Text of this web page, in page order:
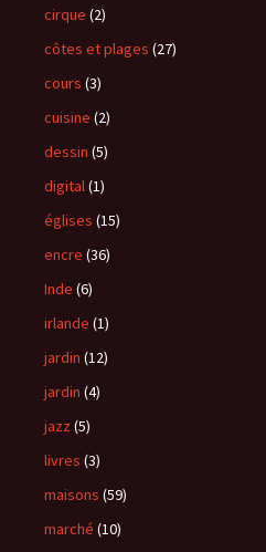
cirque (2)
côtes et plages (27)
cours (3)
cuisine (2)
dessin (5)
digital(1)
églises (15)
encre (36)
Inde (6)
irlande (1)
jardin (12)
jardin (4)
jazz (5)
livres (3)
maisons (59)
marché (10)